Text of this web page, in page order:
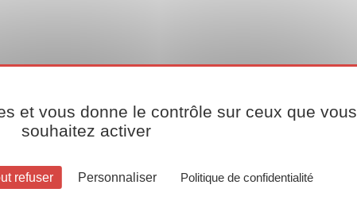
et vous donne le contrôle sur ceux que vous
souhaitez activer
refuser Personnaliser Politique de confidentialité